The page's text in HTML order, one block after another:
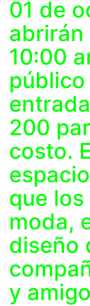
01 de
abrirán
10:00
200
costo.
que
moda,
diseño
y